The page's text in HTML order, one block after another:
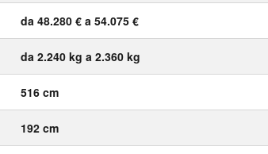
da 48.280 € a 54.075 €
da 2.240 kg a 2.360 kg
516 cm
192 cm